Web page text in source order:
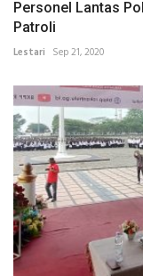
Personel Lantas
Patroli
Lestari Sep 21, 2020